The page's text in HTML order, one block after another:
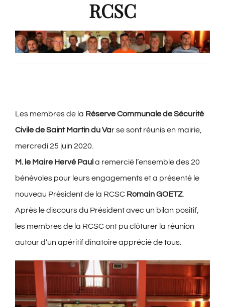
RCSC
Les membres de la Réserve Communale de Sécurité
Civile de Saint Martin du Var se sont réunis en mairie,
mercredi 25 juin 2020.
M. le Maire Hervé Paul a remercié l’ensemble des 20
bénévoles pour leurs engagements et a présenté le
nouveau Président de la RCSC Romain GOETZ.
Après le discours du Président avec un bilan positif,
les membres de la RCSC ont pu clôturer la réunion
autour d’un apéritif dînatoire apprécié de tous.